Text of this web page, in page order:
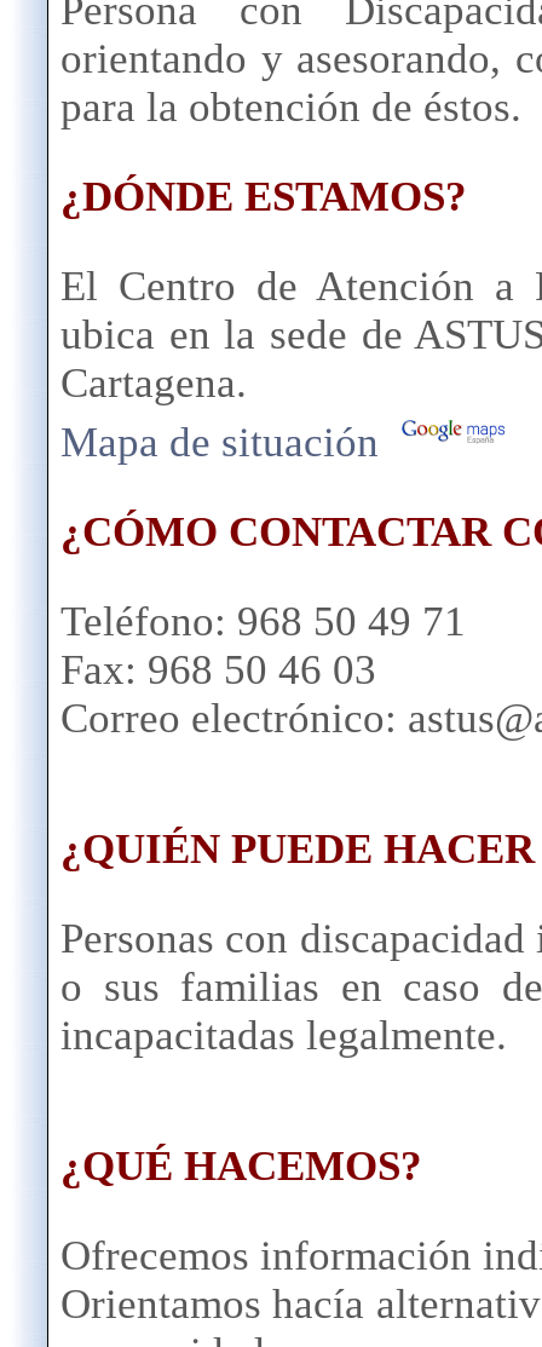
Persona con
orientando y asesorando,
para la obtención de éstos.
¿DÓNDE ESTAMOS?
El Centro de Atención a
ubica en la sede de
Cartagena.
Mapa de situación
¿CÓMO CONTACTAR
Teléfono: 968 50 49 71
Fax: 968 50 46 03
Correo electrónico:
¿QUIÉN PUEDE
Personas con
o sus familias en caso
incapacitadas legalmente.
¿QUÉ HACEMOS?
Ofrecemos información
Orientamos hacía